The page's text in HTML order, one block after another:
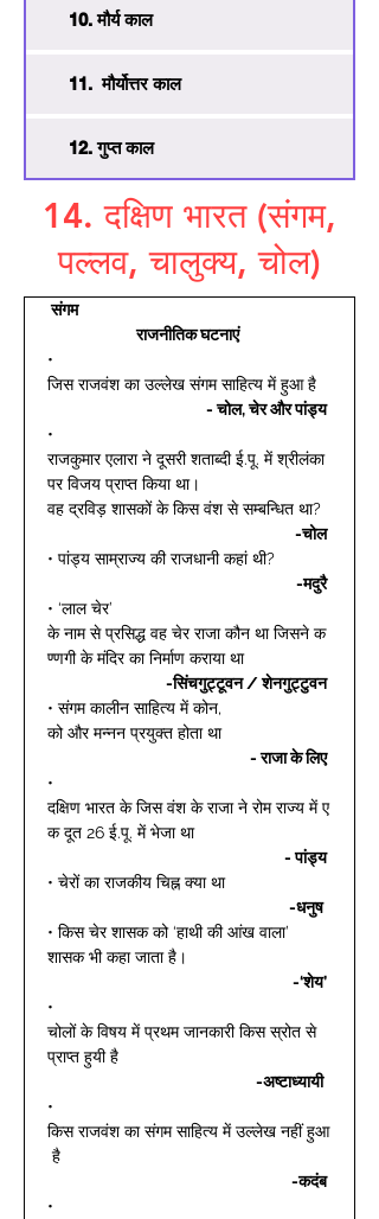
10. मौर्य काल
11. मौर्योत्तर काल
12. गुप्त काल
14. दक्षिण भारत (संगम,
पल्लव, चालुक्य, चोल)
संगम
राजनीतिक घटनाएं
•
जिस राजवंश का उल्लेख संगम साहित्य में हुआ है
- चोल, चेर और पांड्य
•
राजकुमार एलारा ने दूसरी शताब्दी ई.पू. में श्रीलंका
पर विजय प्राप्त किया था।
वह द्रविड़ शासकों के किस वंश से सम्बन्धित था?
-चोल
• पांड्य साम्राज्य की राजधानी कहां थी?
-मदुरै
• ‘लाल चेर’
के नाम से प्रसिद्ध वह चेर राजा कौन था जिसने क
ण्णगी के मंदिर का निर्माण कराया था
-सिंचगुट्टूवन / शेनगुट्टुवन
• संगम कालीन साहित्य में कोन,
को और मन्नन प्रयुक्त होता था
- राजा के लिए
•
दक्षिण भारत के जिस वंश के राजा ने रोम राज्य में ए
क दूत 26 ई.पू. में भेजा था
- पांड्य
• चेरों का राजकीय चिह्न क्या था
-धनुष
• किस चेर शासक को ‘हाथी की आंख वाला’
शासक भी कहा जाता है।
-‘शेय’
•
चोलों के विषय में प्रथम जानकारी किस स्रोत से
प्राप्त हुयी है
-अष्टाध्यायी
•
किस राजवंश का संगम साहित्य में उल्लेख नहीं हुआ
है
-कदंब
•